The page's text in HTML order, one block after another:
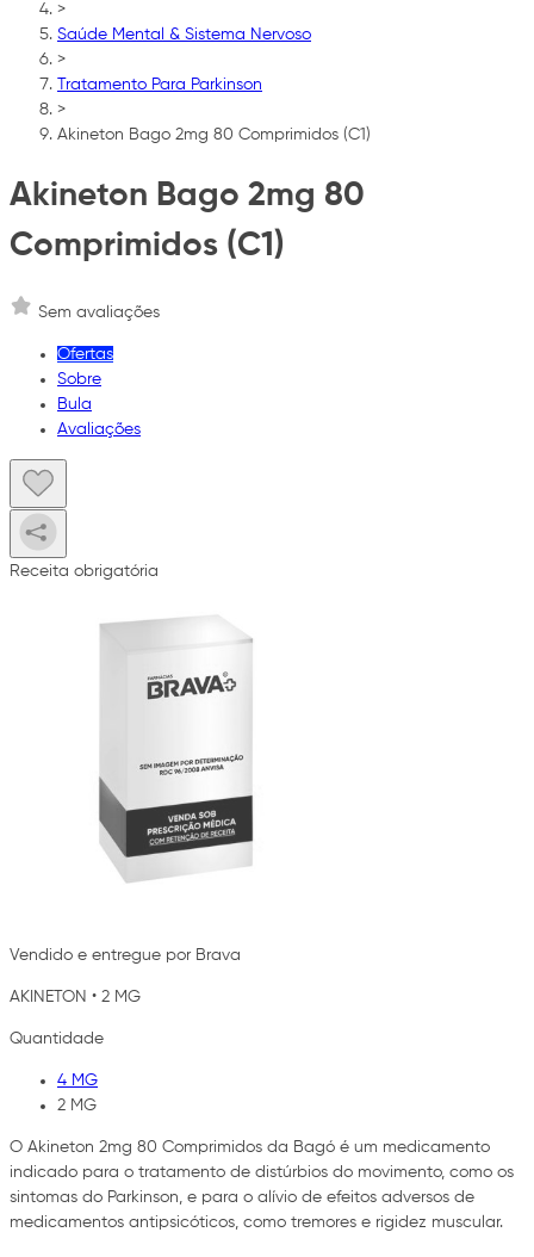
>
Saúde Mental & Sistema Nervoso
>
Tratamento Para Parkinson
>
Akineton Bago 2mg 80 Comprimidos (C1)
Akineton Bago 2mg 80
Comprimidos (C1)
Sem avaliações
Ofertas
Sobre
Bula
Avaliações
Receita obrigatória
Vendido e entregue por Brava
AKINETON • 2 MG
Quantidade
4 MG
2 MG
O Akineton 2mg 80 Comprimidos da Bagó é um medicamento
indicado para o tratamento de distúrbios do movimento, como os
sintomas do Parkinson, e para o alívio de efeitos adversos de
medicamentos antipsicóticos, como tremores e rigidez muscular.